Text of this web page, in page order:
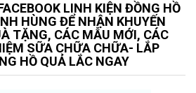
LINH KIỆN ĐỒNG HỒ
HÙNG ĐỂ NHẬN KHUYẾN
TẶNG, CÁC MẪU MỚI, CÁC
SỮA CHỮA CHỮA- LẮP
HỒ QUẢ LẮC NGAY